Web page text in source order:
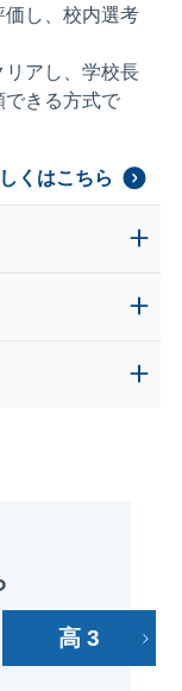
価し、校内選考
リアし、学校長
できる方式で
くはこちら
学の方針と受験
るか＝アドミッ
ど、何らかの
「中期日程
難関大を中心
を決定。日程
。入試方式も
。
て全員が受験
テストを利用
推薦型選抜や
す。解答方式
、受験予定の
。
高 3